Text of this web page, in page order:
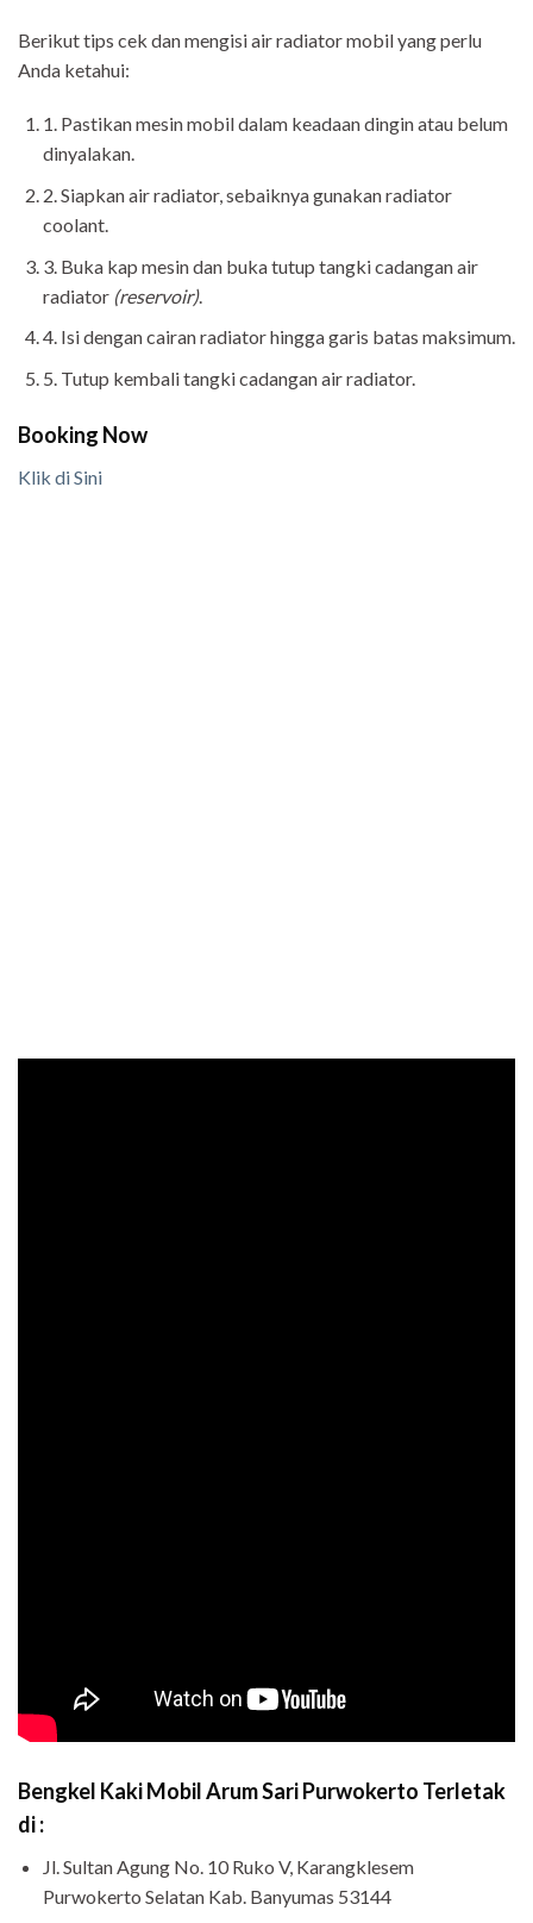
Berikut tips cek dan mengisi air radiator mobil yang perlu
Anda ketahui:
1. Pastikan mesin mobil dalam keadaan dingin atau belum
dinyalakan.
2. Siapkan air radiator, sebaiknya gunakan radiator
coolant.
3. Buka kap mesin dan buka tutup tangki cadangan air
radiator (reservoir).
4. Isi dengan cairan radiator hingga garis batas maksimum.
5. Tutup kembali tangki cadangan air radiator.
Booking Now
Klik di Sini
Bengkel Kaki Mobil Arum Sari Purwokerto Terletak
di :
Jl. Sultan Agung No. 10 Ruko V, Karangklesem
Purwokerto Selatan Kab. Banyumas 53144